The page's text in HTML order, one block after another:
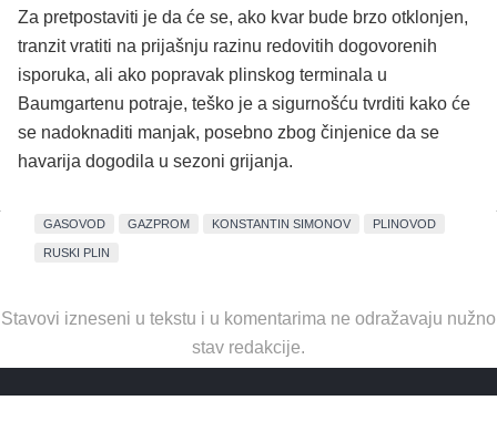
Za pretpostaviti je da će se, ako kvar bude brzo otklonjen,
tranzit vratiti na prijašnju razinu redovitih dogovorenih
isporuka, ali ako popravak plinskog terminala u
Baumgartenu potraje, teško je a sigurnošću tvrditi kako će
se nadoknaditi manjak, posebno zbog činjenice da se
havarija dogodila u sezoni grijanja.
GASOVOD GAZPROM KONSTANTIN SIMONOV PLINOVOD
RUSKI PLIN
Stavovi izneseni u tekstu i u komentarima ne odražavaju nužno
stav redakcije.